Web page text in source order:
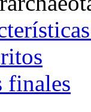
finales